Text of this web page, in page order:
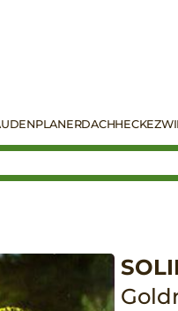
DACHHECKE